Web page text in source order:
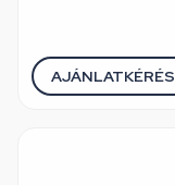
AJÁNLATKÉRÉS